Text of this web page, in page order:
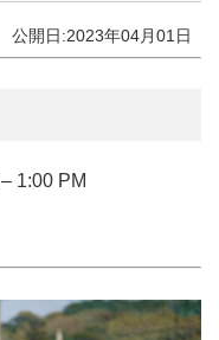
公開日:2023年04月01日
– 1:00 PM